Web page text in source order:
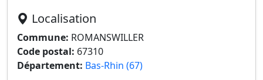
Localisation
Commune: ROMANSWILLER
Code postal: 67310
Département: Bas-Rhin (67)